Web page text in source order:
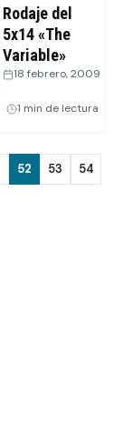
Rodaje del
5x14 «The
Variable»
18 febrero, 2009
1 min de lectura
52 53
54